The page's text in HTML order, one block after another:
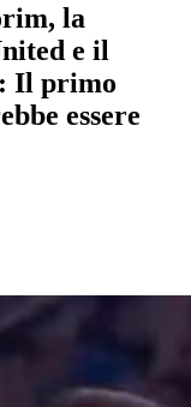
la
e il
Il primo
essere